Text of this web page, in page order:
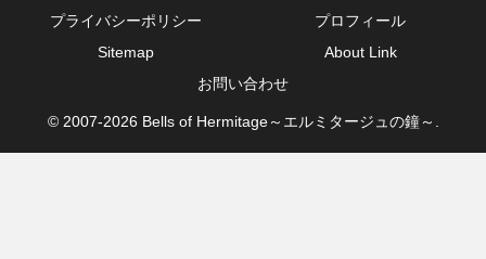
プライバシーポリシー
プロフィール
Sitemap
About Link
お問い合わせ
© 2007-2026 Bells of Hermitage～エルミタージュの鐘～.